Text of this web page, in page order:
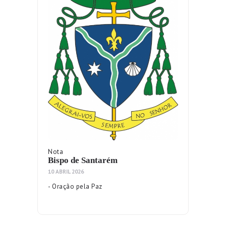
Nota
Bispo de Santarém
10 ABRIL 2026
- Oração pela Paz